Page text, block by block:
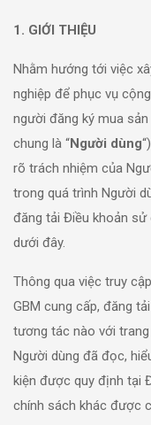
1. GIỚI THIỆU
Nhằm hướng tới việc
nghiệp để phục vụ
người đăng ký mua
chung là “Người dùng
rõ trách nhiệm của
trong quá trình Người
đăng tải Điều khoản sử
dưới đây.
Thông qua việc truy
GBM cung cấp, đăng
tương tác nào với trang
Người dùng đã đọc,
kiện được quy định tại
chính sách khác được